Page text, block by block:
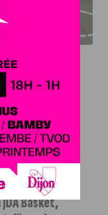
DEBALLON,
Pierre-Henri
montée en
2 après trois ans
Basket,